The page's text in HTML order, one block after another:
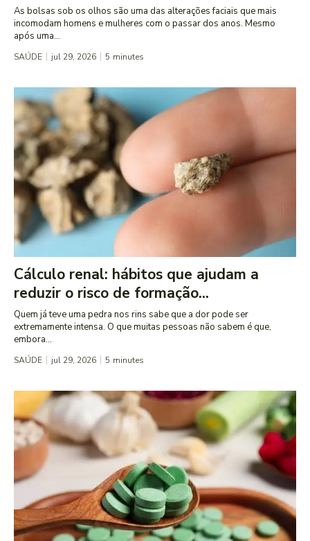
As bolsas sob os olhos são uma das alterações faciais que mais
incomodam homens e mulheres com o passar dos anos. Mesmo
após uma...
SAÚDE jul 29, 2026 5 minutes
Cálculo renal: hábitos que ajudam a
reduzir o risco de formação...
Quem já teve uma pedra nos rins sabe que a dor pode ser
extremamente intensa. O que muitas pessoas não sabem é que,
embora...
SAÚDE jul 29, 2026 5 minutes